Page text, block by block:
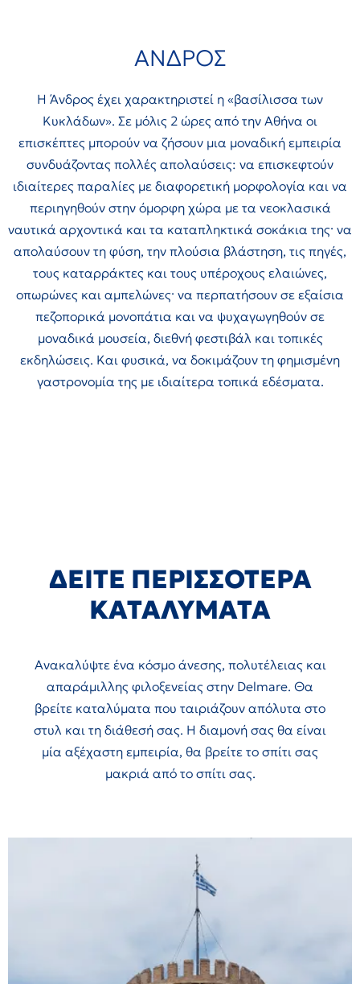
ΑΝΔΡΟΣ
Η Άνδρος έχει χαρακτηριστεί η «βασίλισσα των
Κυκλάδων». Σε μόλις 2 ώρες από την Αθήνα οι
επισκέπτες μπορούν να ζήσουν μια μοναδική εμπειρία
συνδυάζοντας πολλές απολαύσεις: να επισκεφτούν
ιδιαίτερες παραλίες με διαφορετική μορφολογία και να
περιηγηθούν στην όμορφη χώρα με τα νεοκλασικά
ναυτικά αρχοντικά και τα καταπληκτικά σοκάκια της· να
απολαύσουν τη φύση, την πλούσια βλάστηση, τις πηγές,
τους καταρράκτες και τους υπέροχους ελαιώνες,
οπωρώνες και αμπελώνες· να περπατήσουν σε εξαίσια
πεζοπορικά μονοπάτια και να ψυχαγωγηθούν σε
μοναδικά μουσεία, διεθνή φεστιβάλ και τοπικές
εκδηλώσεις. Και φυσικά, να δοκιμάζουν τη φημισμένη
γαστρονομία της με ιδιαίτερα τοπικά εδέσματα.
ΔΕΙΤΕ ΠΕΡΙΣΣΟΤΕΡΑ
ΚΑΤΑΛΥΜΑΤΑ
Ανακαλύψτε ένα κόσμο άνεσης, πολυτέλειας και
απαράμιλλης φιλοξενείας στην Delmare. Θα
βρείτε καταλύματα που ταιριάζουν απόλυτα στο
στυλ και τη διάθεσή σας. Η διαμονή σας θα είναι
μία αξέχαστη εμπειρία, θα βρείτε το σπίτι σας
μακριά από το σπίτι σας.